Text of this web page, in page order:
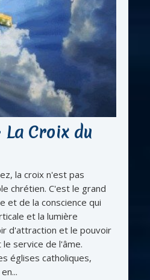
Croix du
la croix n'est pas
chrétien. C'est le grand
et de la conscience qui
et la lumière
d'attraction et le pouvoir
service de l'âme.
églises catholiques,